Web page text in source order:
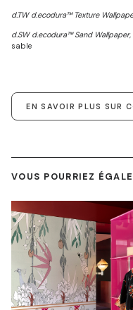
d.TW d.ecodura™ Texture
d.SW d.ecodura™ Sand Wallpaper,
sable
EN SAVOIR PLUS SUR
VOUS POURRIEZ